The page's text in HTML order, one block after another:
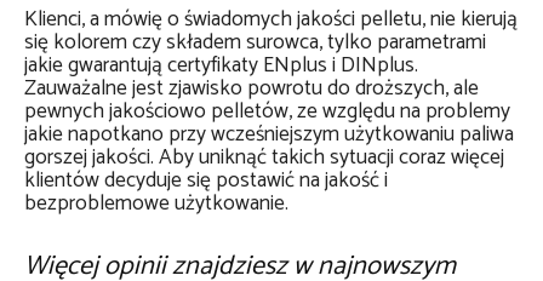
Klienci, a mówię o świadomych jakości pelletu, nie kierują
się kolorem czy składem surowca, tylko parametrami
jakie gwarantują certyfikaty ENplus i DINplus.
Zauważalne jest zjawisko powrotu do droższych, ale
pewnych jakościowo pelletów, ze względu na problemy
jakie napotkano przy wcześniejszym użytkowaniu paliwa
gorszej jakości. Aby uniknąć takich sytuacji coraz więcej
klientów decyduje się postawić na jakość i
bezproblemowe użytkowanie.
Więcej opinii znajdziesz w najnowszym